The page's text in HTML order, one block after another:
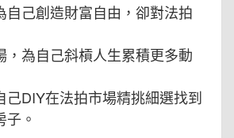
自己創造財富自由，卻對法拍
，為自己斜槓人生累積更多動
己DIY在法拍市場精挑細選找到
。